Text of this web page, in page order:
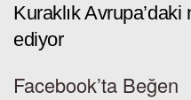
Kuraklık Avrupa’daki
ediyor
Facebook’ta Beğen